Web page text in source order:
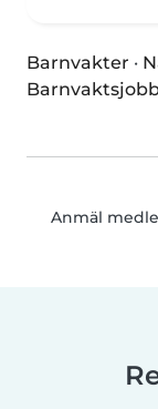
Barnvakter ·
Anmäl